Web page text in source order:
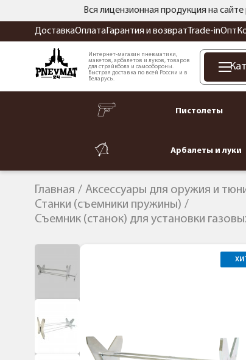
Вся лицензионная продукция на
ДоставкаОплата Гарантия и возврат Trade-inОпт
Интернет-магазин пневматики,
макетов, арбалетов и луков, товаров
для страйкбола и самообороны.
Быстрая доставка по всей России и в
Беларусь.
Пистолеты
Арбалеты и луки
Главная Аксессуары для оружия и
Станки (съемники пружины)
Съемник (станок) для установки
ХИТ